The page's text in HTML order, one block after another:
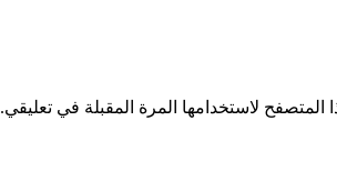
المتصفح لاستخدامها المرة المقبلة في تعليقي.